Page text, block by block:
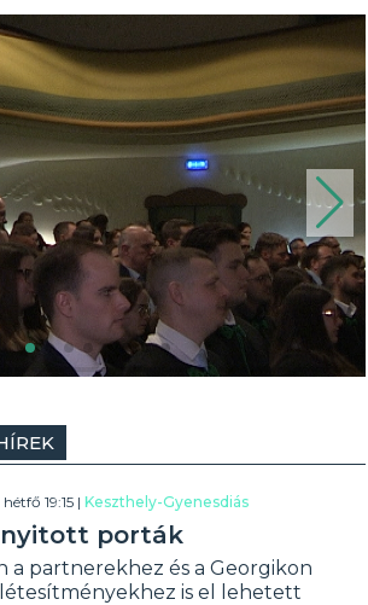
19:15 |Keszthely-Gyenesdiás
nyitott porták
a partnerekhez és a Georgikon
is el lehetett